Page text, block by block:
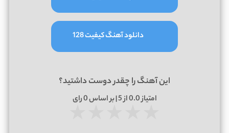
دانلود آهنگ کیفیت 128
این آهنگ را چقدر دوست داشتید؟
امتیاز0.0از 5 | بر اساس 0رای